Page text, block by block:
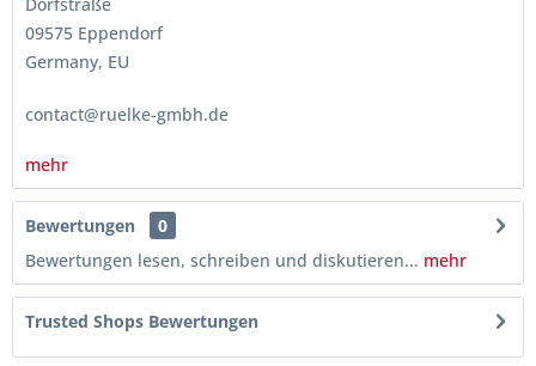
09575 Eppendorf
Germany, EU
contact@ruelke-gmbh.de
mehr
Bewertungen
0
Bewertungen lesen, schreiben und diskutieren... mehr
Trusted Shops Bewertungen